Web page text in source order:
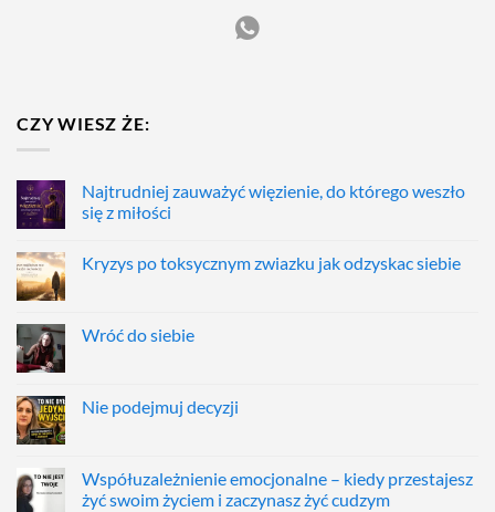
CZY WIESZ ŻE:
Najtrudniej zauważyć więzienie, do którego weszło
się z miłości
Kryzys po toksycznym zwiazku jak odzyskac siebie
Wróć do siebie
Nie podejmuj decyzji
Współuzależnienie emocjonalne – kiedy przestajesz
żyć swoim życiem i zaczynasz żyć cudzym